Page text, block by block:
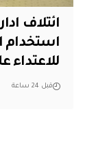
ائتلاف
استخدام
للاعتداء
قبل 24 ساعة